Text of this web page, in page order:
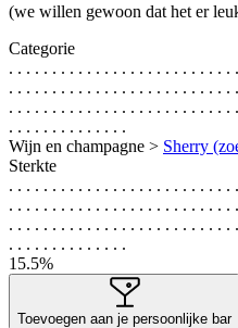
(we willen gewoon dat het er
Categorie
. . . . . . . . . . . . . . . . . . . . . . . . .
. . . . . . . . . . . . . . . . . . . . . . . . .
. . . . . . . . . . . . . . . . . . . . . . . . .
. . . . . . . . . . . . . .
Wijn en champagne > Sherry
Sterkte
. . . . . . . . . . . . . . . . . . . . . . . . .
. . . . . . . . . . . . . . . . . . . . . . . . .
. . . . . . . . . . . . . . . . . . . . . . . . .
. . . . . . . . . . . . . .
15.5%
Toevoegen aan je persoonlijke bar